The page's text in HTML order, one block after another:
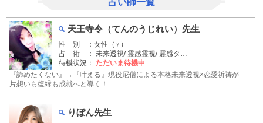
占い師一覧
天王寺令（てんのうじれい）先生
性 別 ：女性（♀）
占 術 ： 未来透視/ 霊感霊視/ 霊感タ…
待機状況： ただいま待機中
『諦めたくない』→『叶える』現役尼僧による本格未来透視×恋愛祈祷が
片想いも復縁も成就へと導く！
りぼん先生